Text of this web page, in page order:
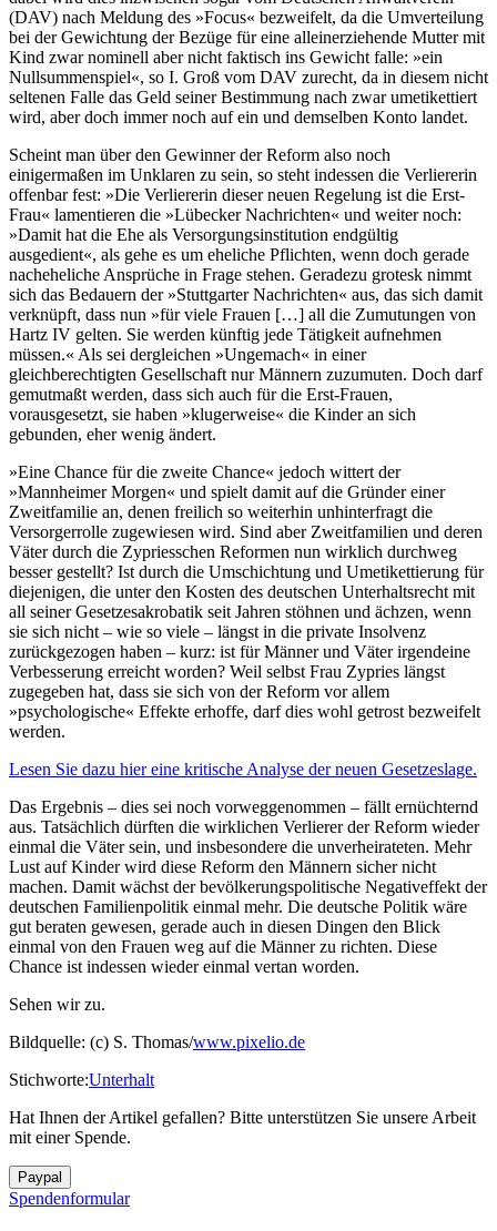
(DAV) nach Meldung des »Focus« bezweifelt, da die Umverteilung
bei der Gewichtung der Bezüge für eine alleinerziehende Mutter mit
Kind zwar nominell aber nicht faktisch ins Gewicht falle: »ein
Nullsummenspiel«, so I. Groß vom DAV zurecht, da in diesem nicht
seltenen Falle das Geld seiner Bestimmung nach zwar umetikettiert
wird, aber doch immer noch auf ein und demselben Konto landet.
Scheint man über den Gewinner der Reform also noch
einigermaßen im Unklaren zu sein, so steht indessen die Verliererin
offenbar fest: »Die Verliererin dieser neuen Regelung ist die Erst-
Frau« lamentieren die »Lübecker Nachrichten« und weiter noch:
»Damit hat die Ehe als Versorgungsinstitution endgültig
ausgedient«, als gehe es um eheliche Pflichten, wenn doch gerade
nacheheliche Ansprüche in Frage stehen. Geradezu grotesk nimmt
sich das Bedauern der »Stuttgarter Nachrichten« aus, das sich damit
verknüpft, dass nun »für viele Frauen […] all die Zumutungen von
Hartz IV gelten. Sie werden künftig jede Tätigkeit aufnehmen
müssen.« Als sei dergleichen »Ungemach« in einer
gleichberechtigten Gesellschaft nur Männern zuzumuten. Doch darf
gemutmaßt werden, dass sich auch für die Erst-Frauen,
vorausgesetzt, sie haben »klugerweise« die Kinder an sich
gebunden, eher wenig ändert.
»Eine Chance für die zweite Chance« jedoch wittert der
»Mannheimer Morgen« und spielt damit auf die Gründer einer
Zweitfamilie an, denen freilich so weiterhin unhinterfragt die
Versorgerrolle zugewiesen wird. Sind aber Zweitfamilien und deren
Väter durch die Zypriesschen Reformen nun wirklich durchweg
besser gestellt? Ist durch die Umschichtung und Umetikettierung für
diejenigen, die unter den Kosten des deutschen Unterhaltsrecht mit
all seiner Gesetzesakrobatik seit Jahren stöhnen und ächzen, wenn
sie sich nicht – wie so viele – längst in die private Insolvenz
zurückgezogen haben – kurz: ist für Männer und Väter irgendeine
Verbesserung erreicht worden? Weil selbst Frau Zypries längst
zugegeben hat, dass sie sich von der Reform vor allem
»psychologische« Effekte erhoffe, darf dies wohl getrost bezweifelt
werden.
Lesen Sie dazu hier eine kritische Analyse der neuen Gesetzeslage.
Das Ergebnis – dies sei noch vorweggenommen – fällt ernüchternd
aus. Tatsächlich dürften die wirklichen Verlierer der Reform wieder
einmal die Väter sein, und insbesondere die unverheirateten. Mehr
Lust auf Kinder wird diese Reform den Männern sicher nicht
machen. Damit wächst der bevölkerungspolitische Negativeffekt der
deutschen Familienpolitik einmal mehr. Die deutsche Politik wäre
gut beraten gewesen, gerade auch in diesen Dingen den Blick
einmal von den Frauen weg auf die Männer zu richten. Diese
Chance ist indessen wieder einmal vertan worden.
Sehen wir zu.
Bildquelle: (c) S. Thomas/www.pixelio.de
Stichworte:Unterhalt
Hat Ihnen der Artikel gefallen? Bitte unterstützen Sie unsere Arbeit
mit einer Spende.
Spendenformular